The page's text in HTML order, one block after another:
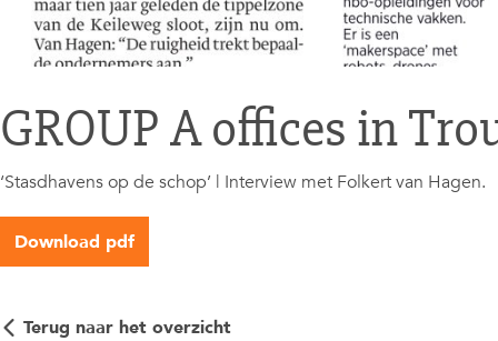
GROUP A offices in
‘Stasdhavens op de schop’ | Interview met Folkert van Hagen.
Download pdf
Terug naar het overzicht